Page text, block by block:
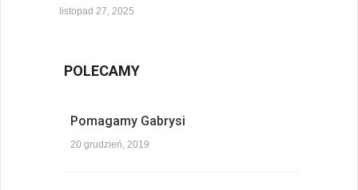
listopad 27, 2025
POLECAMY
Pomagamy Gabrysi
20 grudzień, 2019